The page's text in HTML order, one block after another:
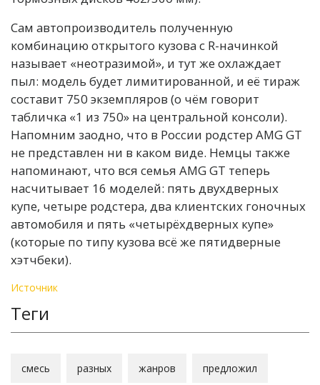
Сам автопроизводитель полученную
комбинацию открытого кузова с R-начинкой
называет «неотразимой», и тут же охлаждает
пыл: модель будет лимитированной, и её тираж
составит 750 экземпляров (о чём говорит
табличка «1 из 750» на центральной консоли).
Напомним заодно, что в России родстер AMG GT
не представлен ни в каком виде. Немцы также
напоминают, что вся семья AMG GT теперь
насчитывает 16 моделей: пять двухдверных
купе, четыре родстера, два клиентских гоночных
автомобиля и пять «четырёхдверных купе»
(которые по типу кузова всё же пятидверные
хэтчбеки).
Источник
Теги
смесь разных жанров предложил